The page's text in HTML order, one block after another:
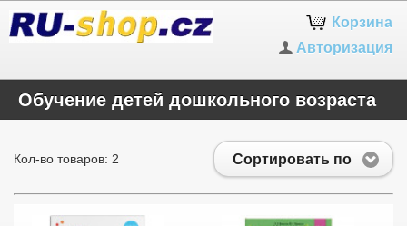
Корзина
Авторизация
Обучение детей дошкольного возраста
Сортировать по
Кол-во товаров: 2